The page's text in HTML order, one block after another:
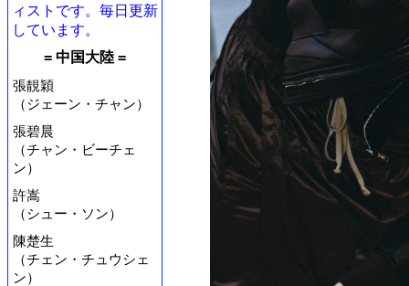
ィストです。毎日更新
しています。
= 中国大陸 =
張靚穎
（ジェーン・チャン）
張碧晨
（チャン・ビーチェ
ン）
許嵩
（シュー・ソン）
陳楚生
（チェン・チュウシェ
ン）